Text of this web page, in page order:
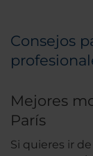
Consejos
Mejores
París
Si quieres ir